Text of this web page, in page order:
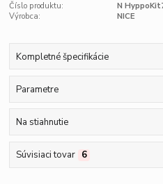
Číslo produktu:
N
Výrobca:
NICE
Kompletné špecifikácie
Parametre
Na stiahnutie
Súvisiaci tovar 6